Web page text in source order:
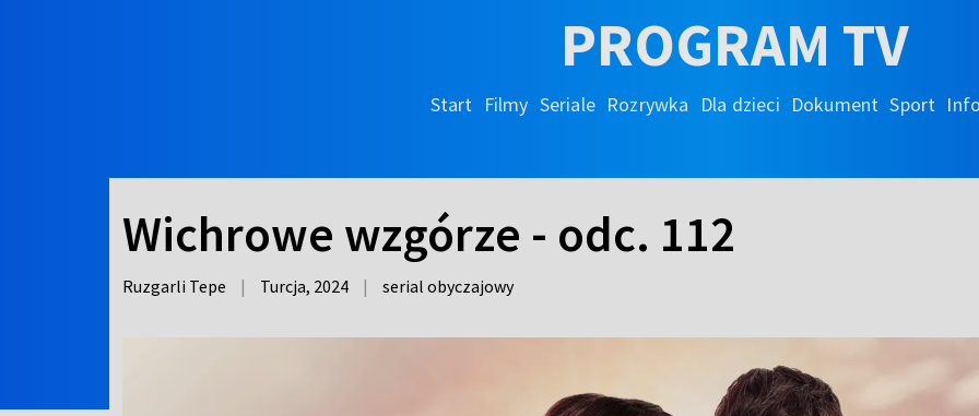
PROGRAM TV
Start Filmy Seriale Rozrywka Dla dzieci Dokument Sport
Wichrowe wzgórze - odc. 112
Ruzgarli Tepe | Turcja, 2024 | serial obyczajowy